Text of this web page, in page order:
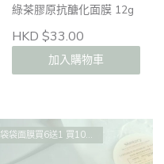
綠茶膠原抗醣化面膜 12g
HKD $33.00
加入購物車
袋袋面膜買6送1 買10送2 買14送4